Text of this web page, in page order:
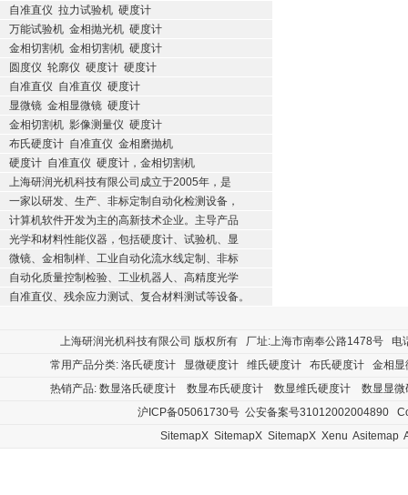
自准直仪 拉力试验机 硬度计
万能试验机 金相抛光机 硬度计
金相切割机 金相切割机 硬度计
圆度仪 轮廓仪 硬度计 硬度计
自准直仪 自准直仪 硬度计
显微镜 金相显微镜 硬度计
金相切割机 影像测量仪 硬度计
布氏硬度计 自准直仪 金相磨抛机
硬度计 自准直仪 硬度计，金相切割机
上海研润光机科技有限公司成立于2005年，是
一家以研发、生产、非标定制自动化检测设备，
计算机软件开发为主的高新技术企业。主导产品
光学和材料性能仪器，包括硬度计、试验机、显
微镜、金相制样、工业自动化流水线定制、非标
自动化质量控制检验、工业机器人、高精度光学
自准直仪、残余应力测试、复合材料测试等设备。
上海研润光机科技有限公司 版权所有 厂址:上海市南奉公路1478号
常用产品分类: 洛氏硬度计 显微硬度计 维氏硬度计 布氏硬度计
金相显
热销产品: 数显洛氏硬度计 数显布氏硬度计 数显维氏硬度计
数显显微
沪ICP备05061730号 公安备案号31012002004890
SitemapX SitemapX SitemapX Xenu Asitemap